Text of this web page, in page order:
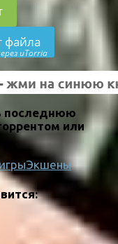
файла
uTorria
последнюю
или
Экшены